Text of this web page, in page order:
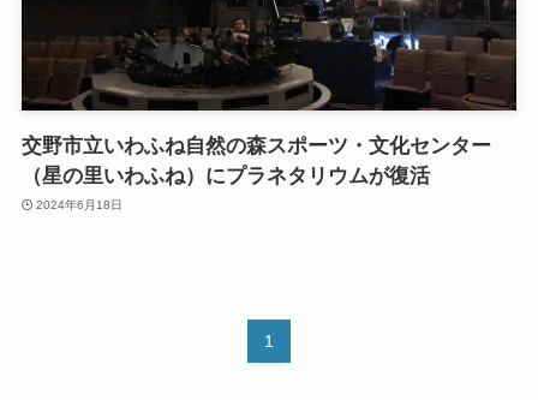
交野市立いわふね自然の森スポーツ・文化センター
（星の里いわふね）にプラネタリウムが復活
2024年6月18日
1